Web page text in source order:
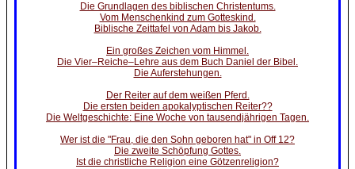
Die Grundlagen des biblischen Christentums.
Vom Menschenkind zum Gotteskind.
Biblische Zeittafel von Adam bis Jakob.
Ein großes Zeichen vom Himmel.
Die Vier–Reiche–Lehre aus dem Buch Daniel der Bibel.
Die Auferstehungen.
Der Reiter auf dem weißen Pferd.
Die ersten beiden apokalyptischen Reiter??
Die Weltgeschichte: Eine Woche von tausendjährigen Tagen.
Wer ist die "Frau, die den Sohn geboren hat" in Off 12?
Die zweite Schöpfung Gottes.
Ist die christliche Religion eine Götzenreligion?